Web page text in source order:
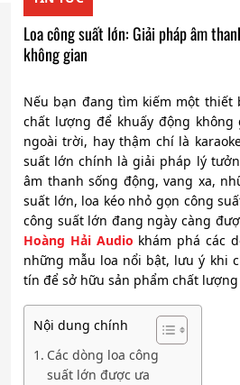
Loa công suất lớn: Giải pháp âm
không gian
Nếu bạn đang tìm kiếm một thiết
chất lượng để khuấy động
ngoài trời, hay thậm chí là
suất lớn chính là giải pháp lý
âm thanh sống động, vang xa,
suất lớn, loa kéo nhỏ gọn công
công suất lớn đang ngày càng
Hoàng Hải Audio khám phá các
những mẫu loa nổi bật, lưu ý khi
tín để sở hữu sản phẩm chất
Nội dung chính
Các dòng loa công
suất lớn được ưa